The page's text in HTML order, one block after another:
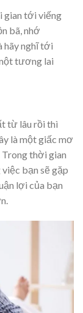
gian tới viếng
bã, nhớ
hãy nghĩ tới
tương lai
từ lâu rồi thì
là một giấc mơ
thời gian
bạn sẽ gặp
lợi của bạn